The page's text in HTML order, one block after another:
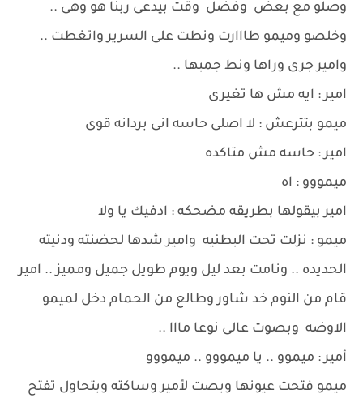
وصلو مع بعض وفضل وقت بيدعى ربنا هو وهى ..
وخلصو وميمو طااارت ونطت على السرير واتغطت ..
وامير جرى وراها ونط جمبها ..
امير : ايه مش ها تغيرى
ميمو بتترعش : لا اصلى حاسه انى بردانه قوى
امير : حاسه مش متاكده
ميمووو : اه
امير بيقولها بطريقه مضحكه : ادفيك يا ولا
ميمو : نزلت تحت البطنيه وامير شدها لحضنته ودنيته
الحديده .. ونامت بعد ليل ويوم طويل جميل ومميز .. امير
قام من النوم خد شاور وطالع من الحمام دخل لميمو
الاوضه وبصوت عالى نوعا مااا ..
أمير : ميموو .. يا ميمووو .. ميمووو
ميمو فتحت عيونها وبصت لأمير وساكته وبتحاول تفتح